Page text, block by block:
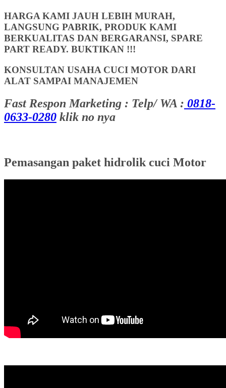
HARGA KAMI JAUH LEBIH MURAH,
LANGSUNG PABRIK, PRODUK KAMI
BERKUALITAS DAN BERGARANSI, SPARE
PART READY. BUKTIKAN !!!
KONSULTAN USAHA CUCI MOTOR DARI
ALAT SAMPAI MANAJEMEN
Fast Respon Marketing : Telp/ WA : 0818-
0633-0280 klik no nya
Pemasangan paket hidrolik cuci Motor